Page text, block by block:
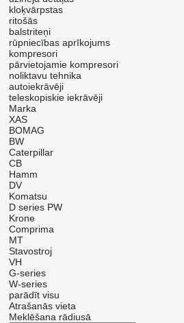
kloķvārpstas
ritošās
balstriteņi
rūpniecības aprīkojums
kompresori
pārvietojamie kompresori
noliktavu tehnika
autoiekrāvēji
teleskopiskie iekrāvēji
Marka
XAS
BOMAG
BW
Caterpillar
CB
Hamm
DV
Komatsu
D series PW
Krone
Comprima
MT
Stavostroj
VH
G-series
W-series
parādīt visu
Atrašanās vieta
Meklēšana rādiusā